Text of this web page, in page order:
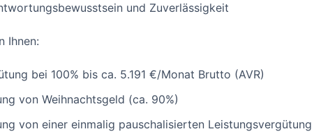
und Zuverlässigkeit
Ihnen:
bei 100% bis ca. 5.191 €/Monat Brutto (AVR)
von Weihnachtsgeld (ca. 90%)
von einer einmalig pauschalisierten Leistungsvergütung